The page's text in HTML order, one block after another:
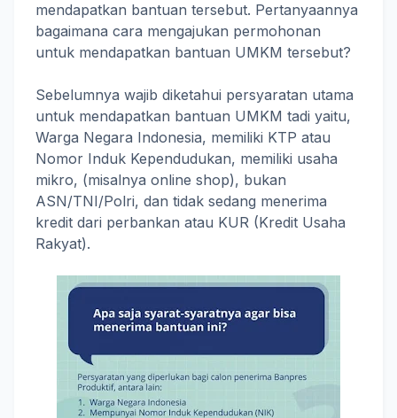
mendapatkan bantuan tersebut. Pertanyaannya
bagaimana cara mengajukan permohonan
untuk mendapatkan bantuan UMKM tersebut?
Sebelumnya wajib diketahui persyaratan utama
untuk mendapatkan bantuan UMKM tadi yaitu,
Warga Negara Indonesia, memiliki KTP atau
Nomor Induk Kependudukan, memiliki usaha
mikro, (misalnya online shop), bukan
ASN/TNI/Polri, dan tidak sedang menerima
kredit dari perbankan atau KUR (Kredit Usaha
Rakyat).